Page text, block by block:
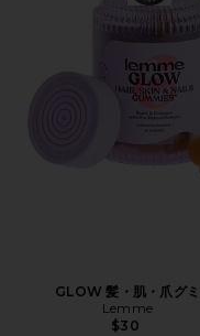
GLOW 髪・肌・爪グミ
Lemme
$30